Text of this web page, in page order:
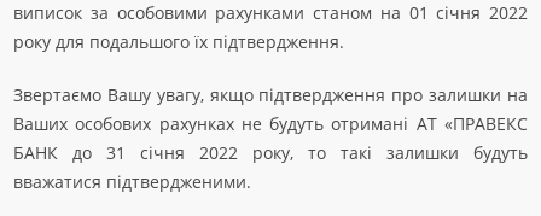
виписок за особовими рахунками станом на 01 січня 2022
року для подальшого їх підтвердження.
Звертаємо Вашу увагу, якщо підтвердження про залишки на
Ваших особових рахунках не будуть отримані АТ «ПРАВЕКС
БАНК до 31 січня 2022 року, то такі залишки будуть
вважатися підтвердженими.